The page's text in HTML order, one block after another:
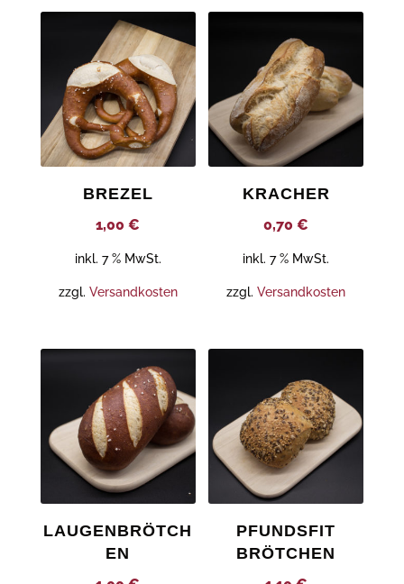
BREZEL
1,00€
inkl. 7 % MwSt.
zzgl. Versandkosten
KRACHER
0,70€
inkl. 7 % MwSt.
zzgl.Versandkosten
LAUGENBRÖTCH
EN
PFUNDSFIT
BRÖTCHEN